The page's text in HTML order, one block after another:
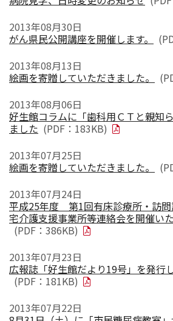
2013年08月30日
がん県民公開講座を開催します。
2013年08月13日
絵画を寄贈していただきました。
2013年08月06日
好生館コラムに「歯科用ＣＴと親知
ました (PDF：183KB)
2013年07月25日
絵画を寄贈していただきました。
2013年07月24日
平成25年度 第1回有床診療所・訪
宅介護支援事業所等連絡会を開催い
(PDF：386KB)
2013年07月23日
広報誌「好生館だより19号」を発行
(PDF：181KB)
2013年07月22日